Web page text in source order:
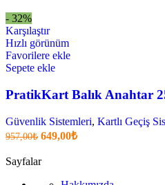
- 32%
Karşılaştır
Hızlı görünüm
Favorilere ekle
Sepete ekle
PratikKart Balık Anahtar
Güvenlik Sistemleri, Kartlı Geçiş
957,00₺ Orijinal
957,00₺.
649,00₺Şu
Sayfalar